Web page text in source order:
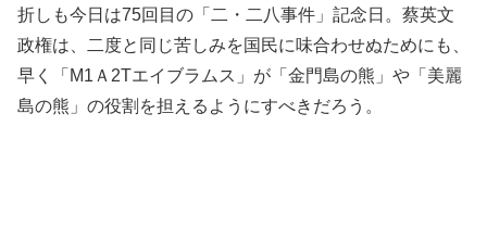
折しも今日は75回目の「二・二八事件」記念日。蔡英文
政権は、二度と同じ苦しみを国民に味合わせぬためにも、
早く「M1Ａ2Tエイブラムス」が「金門島の熊」や「美麗
島の熊」の役割を担えるようにすべきだろう。